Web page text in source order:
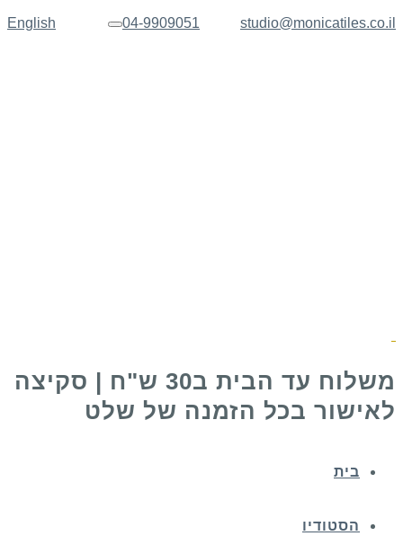
English studio@monicatiles.co.il
04-9909051 תפריט
משלוח עד הבית ב30 ש"ח | סקיצה
לאישור בכל הזמנה של שלט
בית
הסטודיו